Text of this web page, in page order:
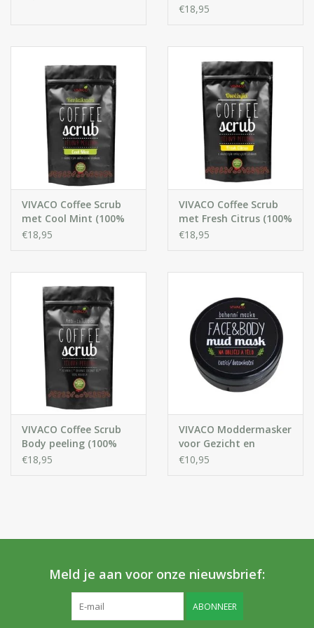
Helianthus Annus Seed Oil, Prunus Amygdalus Dulcis Oil,
Sodium Chloride, Caramel, Cocos Nucifera Oil, Tocopherol,
Cannabis Sativa Seed Oil, Mentha Arvensis Oil, Aroma,
Maltodextrin, Mel
organisch)
€18,95
VIVACO Coffee Scrub
met Cool Mint (100%
organisch)
€18,95
VIVACO Coffee Scrub
met Fresh Citrus (100%
organisch)
€18,95
VIVACO Coffee Scrub
Body peeling (100%
organisch)
€18,95
VIVACO Moddermasker
voor Gezicht en
Lichaam
€10,95
Meld je aan voor onze nieuwsbrief:
ABONNEER